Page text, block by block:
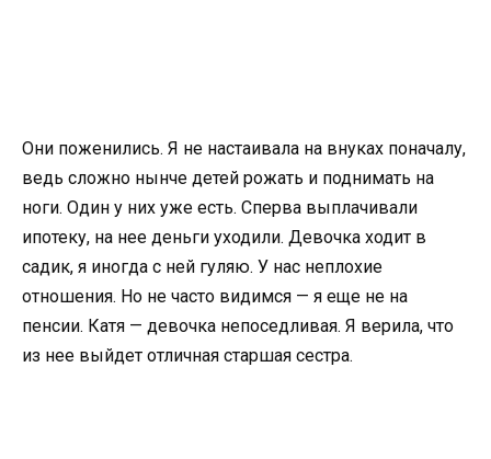
Они поженились. Я не настаивала на внуках поначалу,
ведь сложно нынче детей рожать и поднимать на
ноги. Один у них уже есть. Сперва выплачивали
ипотеку, на нее деньги уходили. Девочка ходит в
садик, я иногда с ней гуляю. У нас неплохие
отношения. Но не часто видимся — я еще не на
пенсии. Катя — девочка непоседливая. Я верила, что
из нее выйдет отличная старшая сестра.